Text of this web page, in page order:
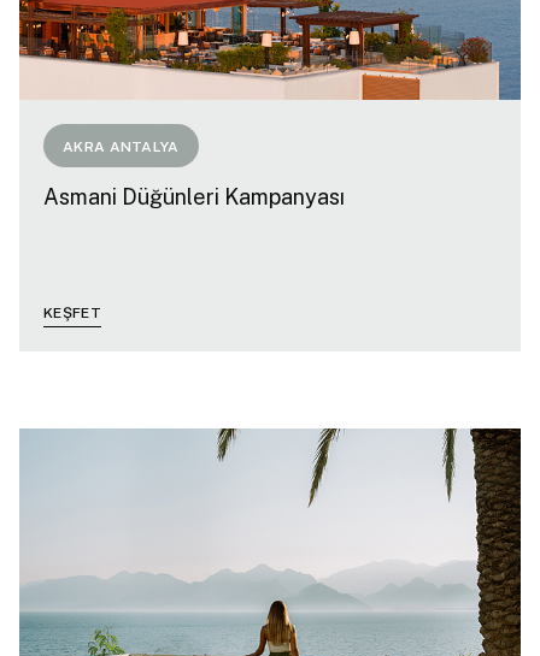
AKRA ANTALYA
Asmani Düğünleri Kampanyası
KEŞFET